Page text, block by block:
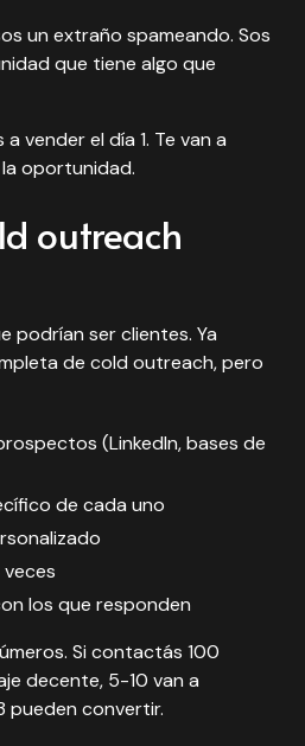
un extraño spameando. Sos
que tiene algo que
vender el día 1. Te van a
oportunidad.
outreach
podrían ser clientes. Ya
de cold outreach, pero
(LinkedIn, bases de
de cada uno
los que responden
Si contactás 100
decente, 5-10 van a
pueden convertir.